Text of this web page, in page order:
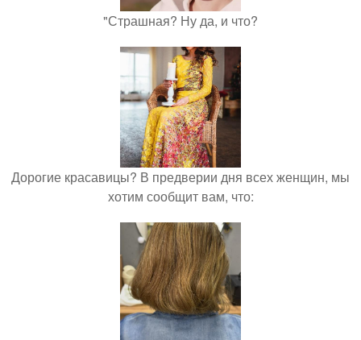
"Страшная? Ну да, и что?
Дорогие красавицы? В предверии дня всех женщин, мы
хотим сообщит вам, что: